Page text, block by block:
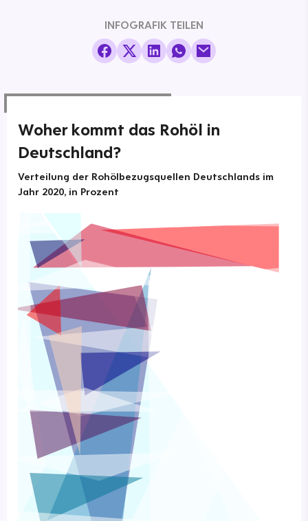
INFOGRAFIK TEILEN
Woher kommt das Rohöl in
Deutschland?
Verteilung der Rohölbezugsquellen Deutschlands im
Jahr 2020, in Prozent